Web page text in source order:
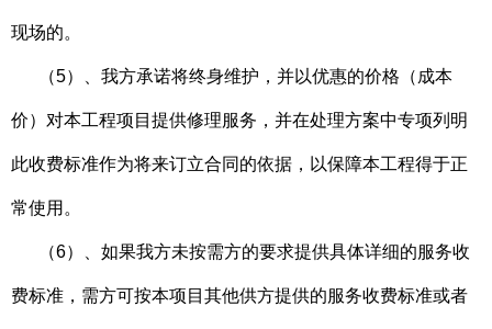
现场的。
（5）、我方承诺将终身维护，并以优惠的价格（成本
价）对本工程项目提供修理服务，并在处理方案中专项列明
此收费标准作为将来订立合同的依据，以保障本工程得于正
常使用。
（6）、如果我方未按需方的要求提供具体详细的服务收
费标准，需方可按本项目其他供方提供的服务收费标准或者